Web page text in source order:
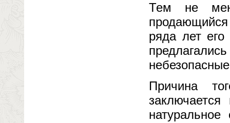
Тем не
ряда лет его
Причина